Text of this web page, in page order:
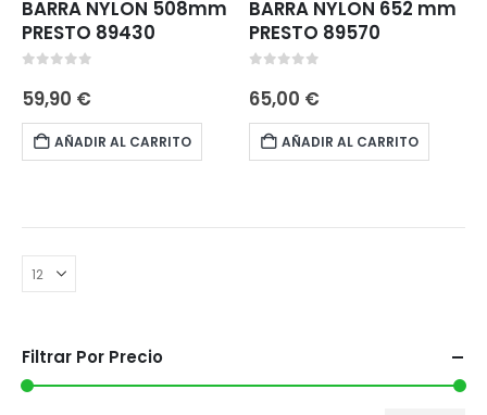
BARRA NYLON 508mm
PRESTO 89430
59,90 €
AÑADIR AL CARRITO
BARRA NYLON 652 mm
PRESTO 89570
65,00 €
AÑADIR AL CARRITO
Filtrar Por Precio